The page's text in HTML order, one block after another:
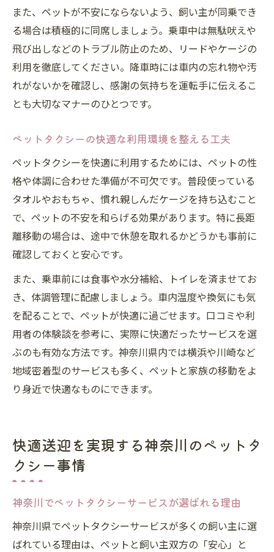
また、ペットが不安にならないよう、飼い主が同乗でき
る場合は積極的に同席しましょう。乗車中は無駄吠えや
飛び出しなどのトラブル防止のため、リードやケージの
利用を徹底してください。降車時には車内の忘れ物や汚
れがないかを確認し、感謝の気持ちを運転手に伝えるこ
とも大切なマナーのひとつです。
ペットタクシーの快適な利用環境を整える工夫
ペットタクシーを快適に利用するためには、ペットの性
格や体調に合わせた準備が不可欠です。普段使っている
タオルやおもちゃ、慣れ親しんだケージを持ち込むこと
で、ペットの不安を和らげる効果があります。特に長距
離移動の場合は、途中で休憩を取れるかどうかも事前に
確認しておくと安心です。
また、乗車前には食事や水分補給、トイレを済ませてお
き、体調管理に配慮しましょう。車内温度や換気にも気
を配ることで、ペットが快適に過ごせます。口コミや利
用者の体験談を参考に、実際に快適だったサービスを選
ぶのも有効な方法です。神奈川県内では横浜や川崎など
地域密着型のサービスも多く、ペットと家族の移動をよ
り身近で快適なものにできます。
快適送迎を実現する神奈川のペットタ
クシー事情
神奈川でペットタクシーサービスが選ばれる理由
神奈川県でペットタクシーサービスが多くの飼い主に選
ばれている理由は、ペットと飼い主双方の「安心」と